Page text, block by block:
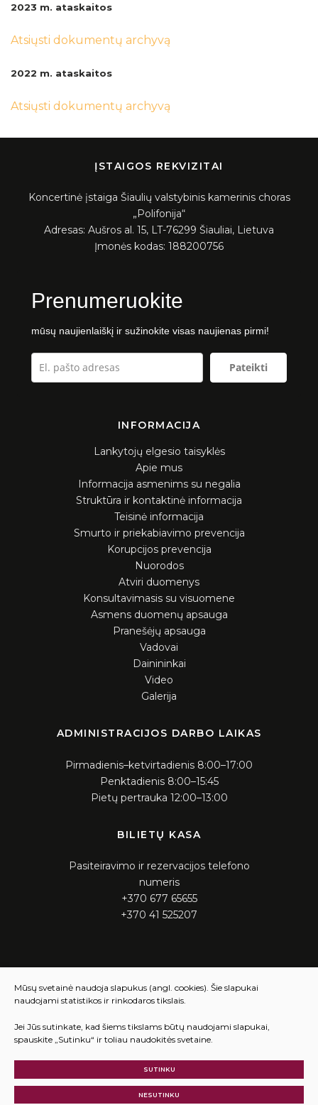
2025 m.
Dalyviai
Darbo užmokestis
Darbuotojų, civilinės ir gaisrinės saugos
dokumentacija
Parama
Konkursai ir laisvos darbo vietos
2023 m. ataskaitos
Atsiųsti dokumentų archyvą
2022 m. ataskaitos
Atsiųsti dokumentų archyvą
ĮSTAIGOS REKVIZITAI
Koncertinė įstaiga Šiaulių valstybinis kamerinis choras
„Polifonija“
Adresas: Aušros al. 15, LT-76299 Šiauliai, Lietuva
Įmonės kodas: 188200756
Prenumeruokite
mūsų naujienlaiškį ir sužinokite visas naujienas pirmi!
Pateikti
INFORMACIJA
Lankytojų elgesio taisyklės
Apie mus
Informacija asmenims su negalia
Struktūra ir kontaktinė informacija
Teisinė informacija
Smurto ir priekabiavimo prevencija
Korupcijos prevencija
Nuorodos
Atviri duomenys
Konsultavimasis su visuomene
Asmens duomenų apsauga
Pranešėjų apsauga
Vadovai
Dainininkai
Video
Galerija
ADMINISTRACIJOS DARBO LAIKAS
Pirmadienis–ketvirtadienis 8:00–17:00
Penktadienis 8:00–15:45
Pietų pertrauka 12:00–13:00
BILIETŲ KASA
Pasiteiravimo ir rezervacijos telefono
numeris
+370 677 65655
+370 41 525207
Penktadienis 12:00 – 15:45
© 2025 Visos teisės saugomos
Slapukų parinktys
Mūsų svetainė naudoja slapukus (angl. cookies). Šie slapukai
naudojami statistikos ir rinkodaros tikslais.
Jei Jūs sutinkate, kad šiems tikslams būtų naudojami slapukai,
spauskite „Sutinku“ ir toliau naudokitės svetaine.
SUTINKU
NESUTINKU